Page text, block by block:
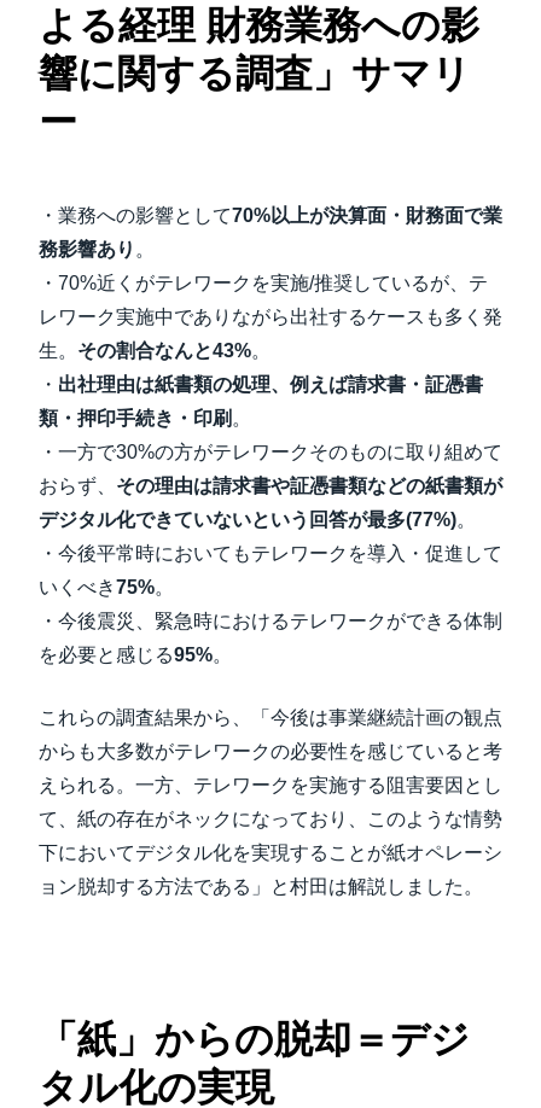
よる経理 財務業務への影
響に関する調査」サマリ
ー
・業務への影響として70%以上が決算面・財務面で業
務影響あり 。
・70%近くがテレワークを実施/推奨しているが、テ
レワーク実施中でありながら出社するケースも多く発
生。 その割合なんと43%。
・ 出社理由は紙書類の処理、例えば請求書・証憑書
類・押印手続き・印刷 。
・一方で30%の方がテレワークそのものに取り組めて
おらず、 その理由は請求書や証憑書類などの紙書類が
デジタル化できていないという回答が最多(77%)。
・今後平常時においてもテレワークを導入・促進して
いくべき75%。
・今後震災、緊急時におけるテレワークができる体制
を必要と感じる95%。
これらの調査結果から、「今後は事業継続計画の観点
からも大多数がテレワークの必要性を感じていると考
えられる。一方、テレワークを実施する阻害要因とし
て、紙の存在がネックになっており、このような情勢
下においてデジタル化を実現することが紙オペレーシ
ョン脱却する方法である」と村田は解説しました。
「紙」からの脱却＝デジ
タル化の実現